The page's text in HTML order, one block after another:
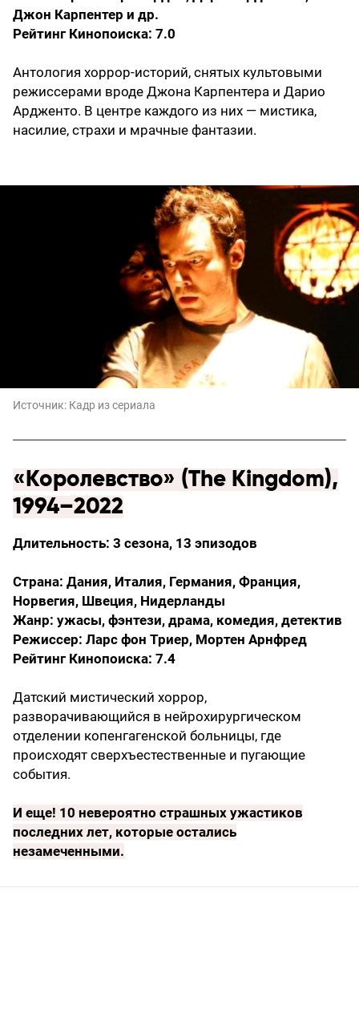
Джон Карпентер и др.
Рейтинг Кинопоиска: 7.0
Антология хоррор-историй, снятых культовыми
режиссерами вроде Джона Карпентера и Дарио
Ардженто. В центре каждого из них — мистика,
насилие, страхи и мрачные фантазии.
Источник: Кадр из сериала
«Королевство» (The Kingdom),
1994–2022
Длительность: 3 сезона, 13 эпизодов
Страна: Дания, Италия, Германия, Франция,
Норвегия, Швеция, Нидерланды
Жанр: ужасы, фэнтези, драма, комедия, детектив
Режиссер: Ларс фон Триер, Мортен Арнфред
Рейтинг Кинопоиска: 7.4
Датский мистический хоррор,
разворачивающийся в нейрохирургическом
отделении копенгагенской больницы, где
происходят сверхъестественные и пугающие
события.
И еще! 10 невероятно страшных ужастиков
последних лет, которые остались
незамеченными.